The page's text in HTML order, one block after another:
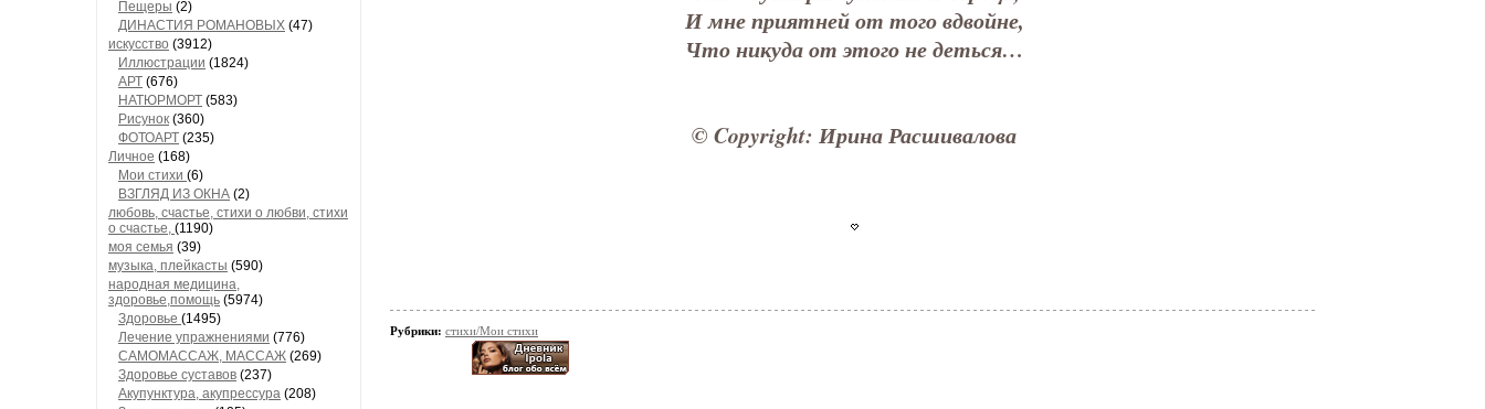
Пещеры (2)
ДИНАСТИЯ РОМАНОВЫХ (47)
искусство (3912)
Иллюстрации (1824)
АРТ (676)
НАТЮРМОРТ (583)
Рисунок (360)
ФОТОАРТ (235)
Личное (168)
Мои стихи (6)
ВЗГЛЯД ИЗ ОКНА (2)
любовь, счастье, стихи о любви, стихи
о счастье, (1190)
моя семья (39)
музыка, плейкасты (590)
народная медицина,
здоровье,помощь (5974)
Здоровье (1495)
Лечение упражнениями (776)
САМОМАССАЖ, МАССАЖ (269)
Здоровье суставов (237)
Акупунктура, акупрессура (208)
И мне приятней от того вдвойне,
Что никуда от этого не деться…
© Copyright: Ирина Расшивалова
Рубрики: стихи/Мои стихи